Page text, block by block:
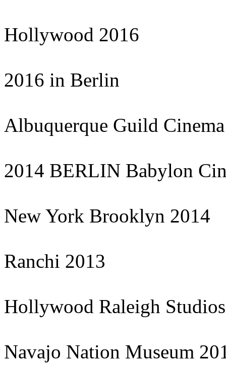
Hollywood 2016
2016 in Berlin
Albuquerque Guild
2014 BERLIN Babylon
New York Brooklyn 2014
Ranchi 2013
Hollywood Raleigh
Navajo Nation Museum